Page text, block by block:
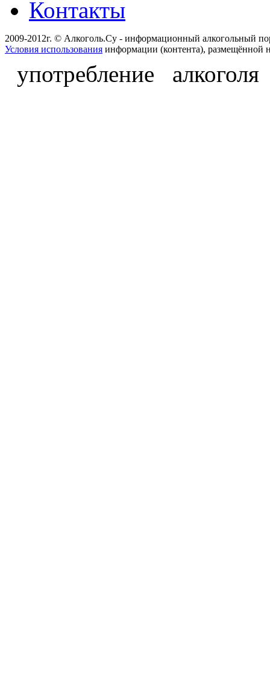
Контакты
2009-2012г. © Алкоголь.Су - информационный алкогольный
Условия использования информации (контента), размещённой
употребление